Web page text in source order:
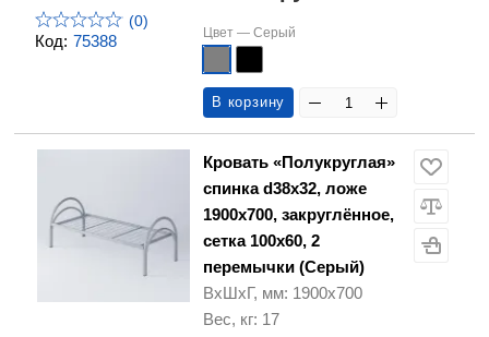
Код: 75388
(0)
Цвет — Серый
В корзину
Кровать «Полукруглая»
спинка d38х32, ложе
1900х700, закруглённое,
сетка 100х60, 2
перемычки (Серый)
ВхШхГ, мм: 1900х700
Вес, кг: 17